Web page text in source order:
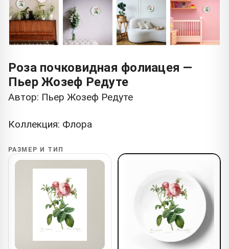
Роза почковидная фолиацея —
Пьер Жозеф Редуте
Автор: Пьер Жозеф Редуте
Коллекция: Флора
РАЗМЕР И ТИП